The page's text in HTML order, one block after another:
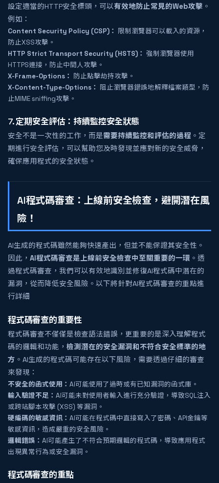
設定適當的HTTP安全標頭，可以有效地防止常見的Web攻擊 。
例如：
Content Security Policy (CSP)：
限制瀏覽器可以載入的資源，
防止XSS攻擊。
HTTP Strict Transport Security (HSTS)： 強制瀏覽器使用
HTTPS連接，防止中間人攻擊。
X-Frame-Options：
防止點擊劫持攻擊。
X-Content-Type-Options：
阻止瀏覽器錯誤地解釋檔案類型，防
止MIME sniffing攻擊。
7. 定期安全評估：持續監控安全狀態
安全不是一次性的工作，而是需要持續監控和評估的過程 。定
期進行安全評估，可以幫助您及時發現並應對新的安全威脅，
確保應用程式的安全狀態。
AI程式碼審查：上線前安全檢查，避開潛在風
險！
AI生成的程式碼雖然能夠快速產出，但並不能保證其安全性。
因此， AI程式碼審查是上線前安全檢查中至關重要的一環 。透
過程式碼審查，我們可以有效地識別並修復AI程式碼中潛在的
漏洞，從而降低安全風險。以下將針對AI程式碼審查的重點進
行詳細
程式碼審查的重要性
程式碼審查不僅僅是檢查語法錯誤，更重要的是深入理解程式
碼的邏輯和功能， 檢測潛在的安全漏洞和不符合安全標準的地
方 。AI生成的程式碼可能存在以下風險，需要透過仔細的審查
來發現：
不安全的函式使用： AI可能使用了過時或有已知漏洞的函式庫。
輸入驗證不足： AI可能未對使用者輸入進行充分驗證，導致SQL注入
或跨站腳本攻擊 (XSS) 等漏洞。
硬編碼的敏感資訊： AI可能在程式碼中直接寫入了密碼、API金鑰等
敏感資訊，造成嚴重的安全風險。
邏輯錯誤： AI可能產生了不符合預期邏輯的程式碼，導致應用程式
出現異常行為或安全漏洞。
程式碼審查的重點